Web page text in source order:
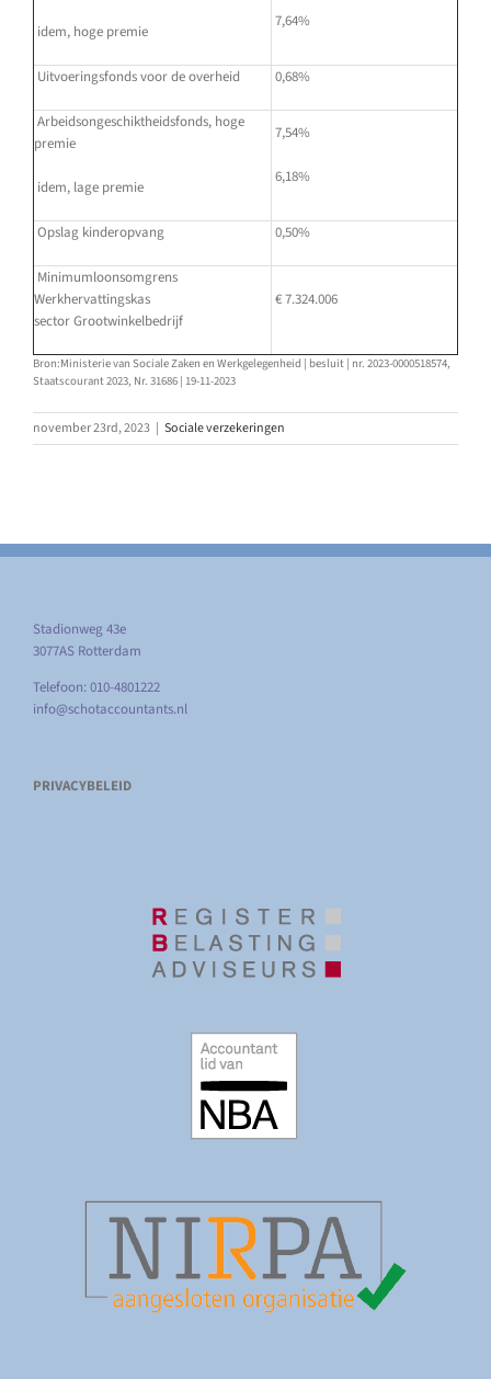
idem, hoge premie
7,64%
Uitvoeringsfonds voor de overheid 0,68%
Arbeidsongeschiktheidsfonds, hoge
premie
idem, lage premie
7,54%
6,18%
Opslag kinderopvang 0,50%
Minimumloonsomgrens
Werkhervattingskas
sector Grootwinkelbedrijf
€ 7.324.006
Bron:Ministerie van Sociale Zaken en Werkgelegenheid | besluit | nr. 2023-0000518574,
Staatscourant 2023, Nr. 31686 | 19-11-2023
november 23rd, 2023 | Sociale verzekeringen
Stadionweg 43e
3077AS Rotterdam
Telefoon: 010-4801222
info@schotaccountants.nl
PRIVACYBELEID